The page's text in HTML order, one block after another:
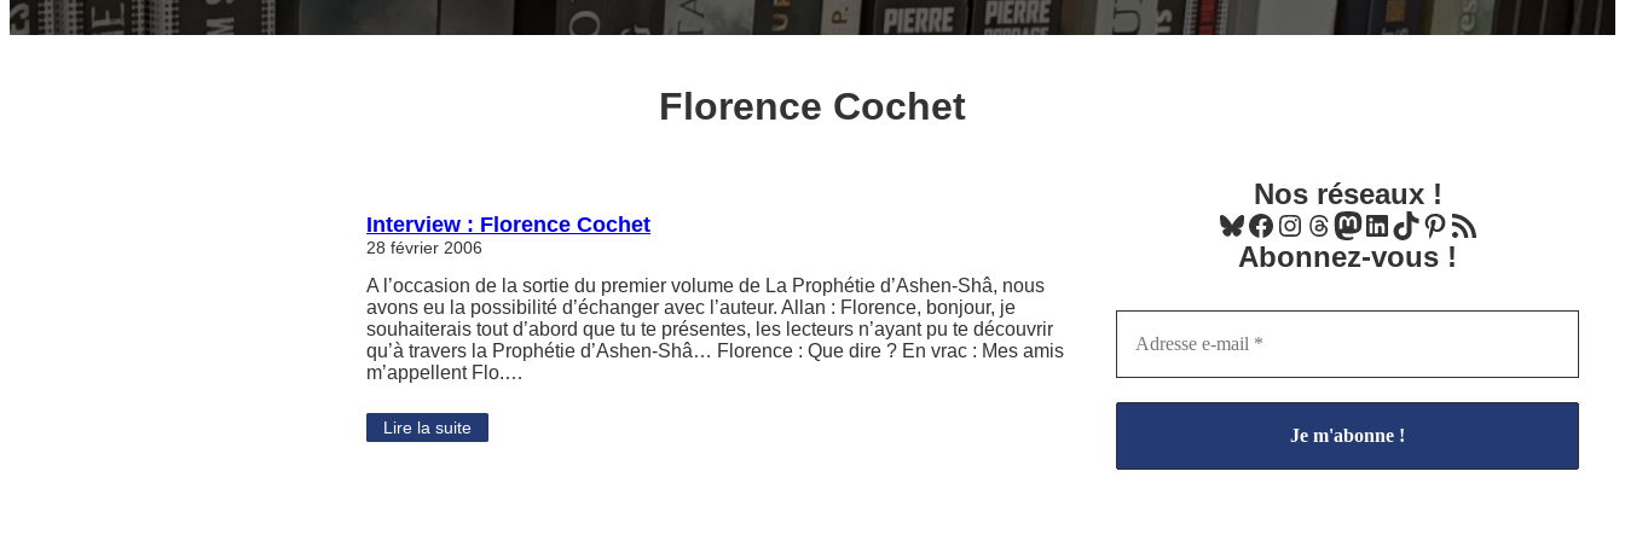
Florence Cochet
Interview : Florence Cochet
28 février 2006
A l’occasion de la sortie du premier volume de La Prophétie d’Ashen-Shâ, nous
avons eu la possibilité d’échanger avec l’auteur. Allan : Florence, bonjour, je
souhaiterais tout d’abord que tu te présentes, les lecteurs n’ayant pu te découvrir
qu’à travers la Prophétie d’Ashen-Shâ… Florence : Que dire ? En vrac : Mes amis
m’appellent Flo.…
Lire la suite
Nos réseaux !
Bluesky Facebook Instagram Threads Mastodon LinkedIn TikTok Pinterest
Flux RSS
Abonnez-vous !